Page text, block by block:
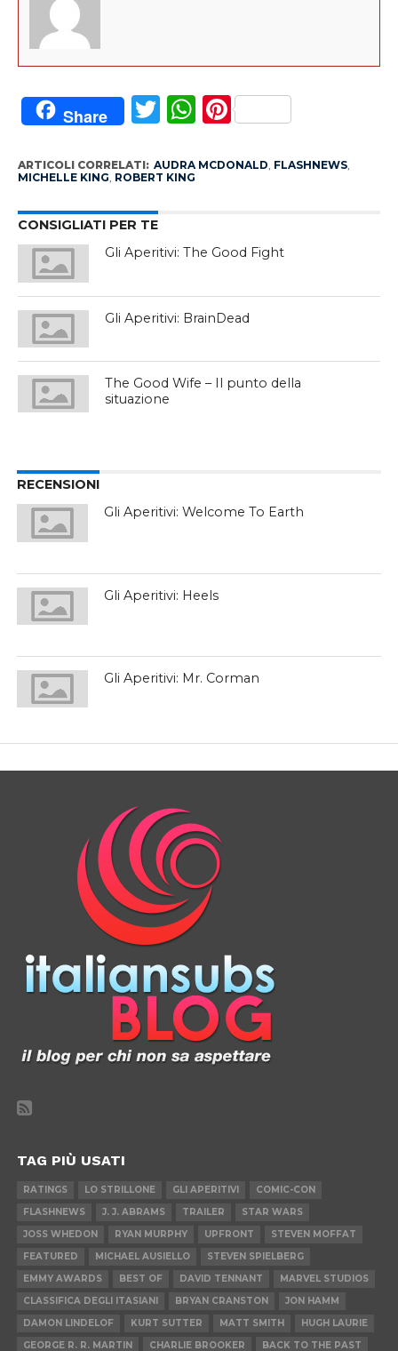
Share Twitter
WhatsApp
Pinterest
ARTICOLI CORRELATI: AUDRA MCDONALD, FLASHNEWS,
MICHELLE KING, ROBERT KING
CONSIGLIATI PER TE
Gli Aperitivi: The Good Fight
Gli Aperitivi: BrainDead
The Good Wife – Il punto della
situazione
RECENSIONI
Gli Aperitivi: Welcome To Earth
Gli Aperitivi: Heels
Gli Aperitivi: Mr. Corman
TAG PIÙ USATI
RATINGS LO STRILLONE GLI APERITIVI
COMIC-CON
FLASHNEWS
J. J. ABRAMS TRAILER
STAR WARS
JOSS WHEDON
RYAN MURPHY UPFRONT
STEVEN MOFFAT
FEATURED
MICHAEL AUSIELLO
STEVEN SPIELBERG
EMMY AWARDS
BEST OF DAVID TENNANT
MARVEL STUDIOS
CLASSIFICA DEGLI ITASIANI
BRYAN CRANSTON
JON HAMM
DAMON LINDELOF
KURT SUTTER MATT SMITH
HUGH LAURIE
GEORGE R. R. MARTIN
CHARLIE BROOKER BACK TO THE PAST